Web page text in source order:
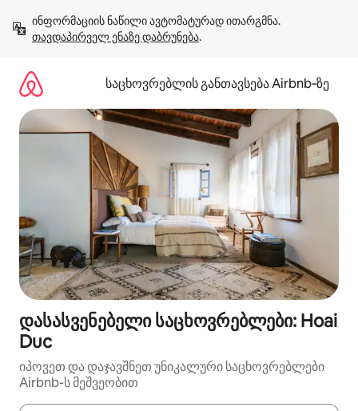
გადასვლა
თავდაპირველ ენაზე დაბრუნება.
საცხოვრებლის განთავსება Airbnb‑ზე
დასასვენებელი საცხოვრებლები: Hoai
Duc
იპოვეთ და დაჯავშნეთ უნიკალური საცხოვრებლები
Airbnb-ს მეშვეობით